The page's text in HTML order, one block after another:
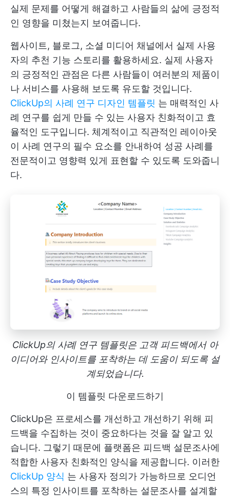
실제 문제를 어떻게 해결하고 사람들의 삶에 긍정적
인 영향을 미쳤는지 보여줍니다.
웹사이트, 블로그, 소셜 미디어 채널에서 실제 사용
자의 추천 기능 스토리를 활용하세요. 실제 사용자
의 긍정적인 관점은 다른 사람들이 여러분의 제품이
나 서비스를 사용해 보도록 유도할 것입니다.
ClickUp의 사례 연구 디자인 템플릿 는 매력적인 사
례 연구를 쉽게 만들 수 있는 사용자 친화적이고 효
율적인 도구입니다. 체계적이고 직관적인 레이아웃
이 사례 연구의 필수 요소를 안내하여 성공 사례를
전문적이고 영향력 있게 표현할 수 있도록 도와줍니
다.
ClickUp의 사례 연구 템플릿은 고객 피드백에서 아
이디어와 인사이트를 포착하는 데 도움이 되도록 설
계되었습니다.
이 템플릿 다운로드하기
ClickUp은 프로세스를 개선하고 개선하기 위해 피
드백을 수집하는 것이 중요하다는 것을 잘 알고 있
습니다. 그렇기 때문에 플랫폼은 피드백 설문조사에
적합한 사용자 친화적인 양식을 제공합니다. 이러한
ClickUp 양식 는 사용자 정의가 가능하므로 오디언
스의 특정 인사이트를 포착하는 설문조사를 설계할